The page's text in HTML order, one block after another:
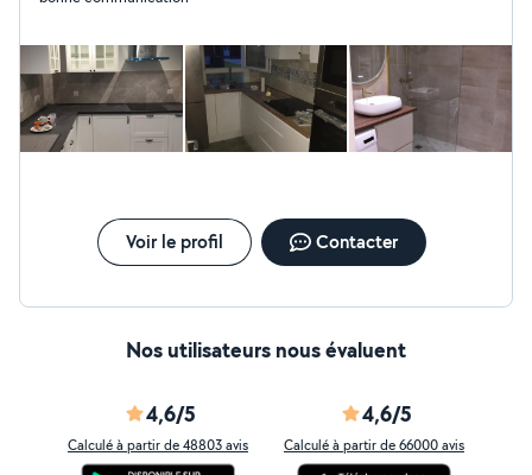
Voir le profil Contacter
Nos utilisateurs nous évaluent
4,6/5
Calculé à partir de 48803 avis
4,6/5
Calculé à partir de 66000 avis